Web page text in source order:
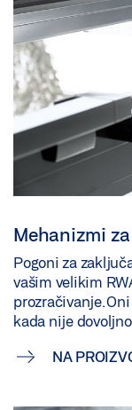
Mehanizmi
Pogoni za
vašim velikim
prozračivanje.
kada nije
NA